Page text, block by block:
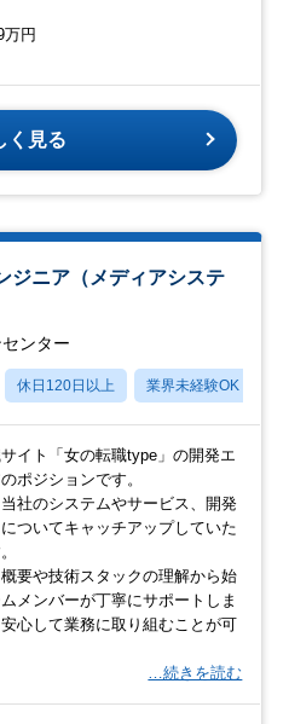
万円
く見る
ジニア（メディアシステ
ンター
休日120日以上 業界未経験OK
イト「女の転職type」の開発エ
ポジションです。
社のシステムやサービス、開発
ついてキャッチアップしていた
要や技術スタックの理解から始
メンバーが丁寧にサポートしま
心して業務に取り組むことが可
…続きを読む